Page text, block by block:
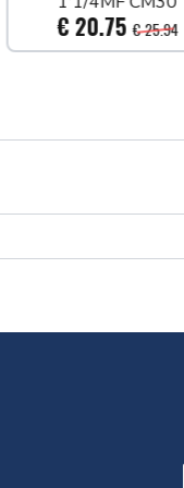
€ 20.75 € 25.94